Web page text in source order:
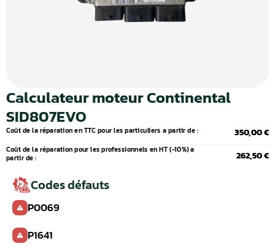
Calculateur moteur Continental
SID807EVO
Coût de la réparation en TTC pour les particuliers a partir de : 350,00 €
Coût de la réparation pour les professionnels en HT (-10%) a
partir de :
262,50 €
Codes défauts
P0069
P1641